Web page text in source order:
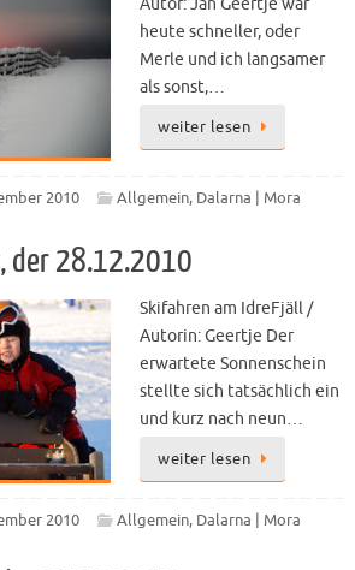
heute schneller, oder
Merle und ich langsamer
als sonst,…
weiter lesen
2010 Allgemein, Dalarna | Mora
der 28.12.2010
Skifahren am IdreFjäll /
Autorin: Geertje Der
erwartete Sonnenschein
stellte sich tatsächlich ein
und kurz nach neun…
weiter lesen
2010 Allgemein, Dalarna | Mora